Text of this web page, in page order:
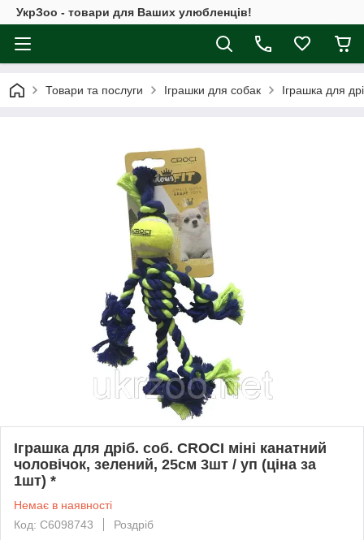
УкрЗоо - товари для Ваших улюбленців!
Товари та послуги Іграшки для собак Іграшка для
Іграшка для дріб. соб. CROCI міні канатний
чоловічок, зелений, 25см 3шт / уп (ціна за
1шт) *
Немає в наявності
Код: C6098743
Роздріб